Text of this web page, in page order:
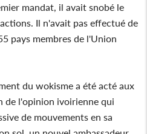
mandat, il avait snobé le
Il n'avait pas effectué de
pays membres de l'Union
du wokisme a été acté aux
de l'opinion ivoirienne qui
de mouvements en sa